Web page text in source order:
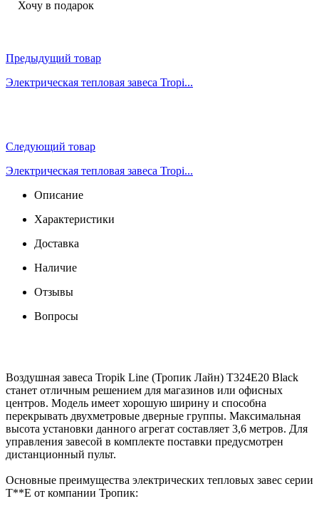
Хочу в подарок
Предыдущий товар
Электрическая тепловая завеса Tropi...
Следующий товар
Электрическая тепловая завеса Tropi...
Описание
Характеристики
Доставка
Наличие
Отзывы
Вопросы
Воздушная завеса Tropik Line (Тропик Лайн) Т324Е20 Black
станет отличным решением для магазинов или офисных
центров. Модель имеет хорошую ширину и способна
перекрывать двухметровые дверные группы. Максимальная
высота установки данного агрегат составляет 3,6 метров. Для
управления завесой в комплекте поставки предусмотрен
дистанционный пульт.
Основные преимущества электрических тепловых завес серии
Т**Е от компании Тропик: